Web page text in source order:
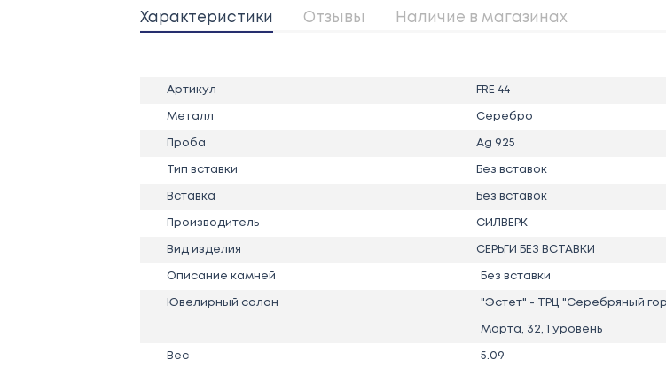
Характеристики Отзывы Наличие в магазинах
Артикул FRE 44
Металл Серебро
Проба Ag 925
Тип вставки Без вставок
Вставка Без вставок
Производитель СИЛВЕРК
Вид изделия СЕРЬГИ БЕЗ ВСТАВКИ
Описание камней Без вставки
Ювелирный салон "Эстет" - ТРЦ "Серебряный
Марта, 32, 1 уровень
Вес 5.09